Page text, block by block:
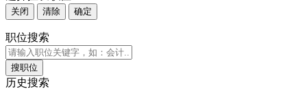
关闭 清除 确定
职位搜索
历史搜索